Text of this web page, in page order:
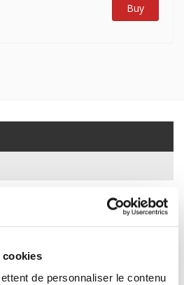
cookies
de personnaliser le contenu
Buy